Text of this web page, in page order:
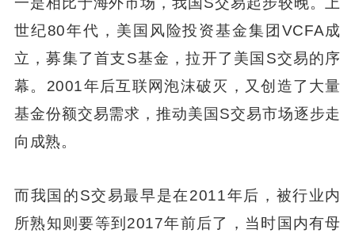
世纪80年代，美国风险投资基金集团VCFA成
立，募集了首支S基金，拉开了美国S交易的序
幕。2001年后互联网泡沫破灭，又创造了大量
基金份额交易需求，推动美国S交易市场逐步走
向成熟。
而我国的S交易最早是在2011年后，被行业内
所熟知则要等到2017年前后了，当时国内有母